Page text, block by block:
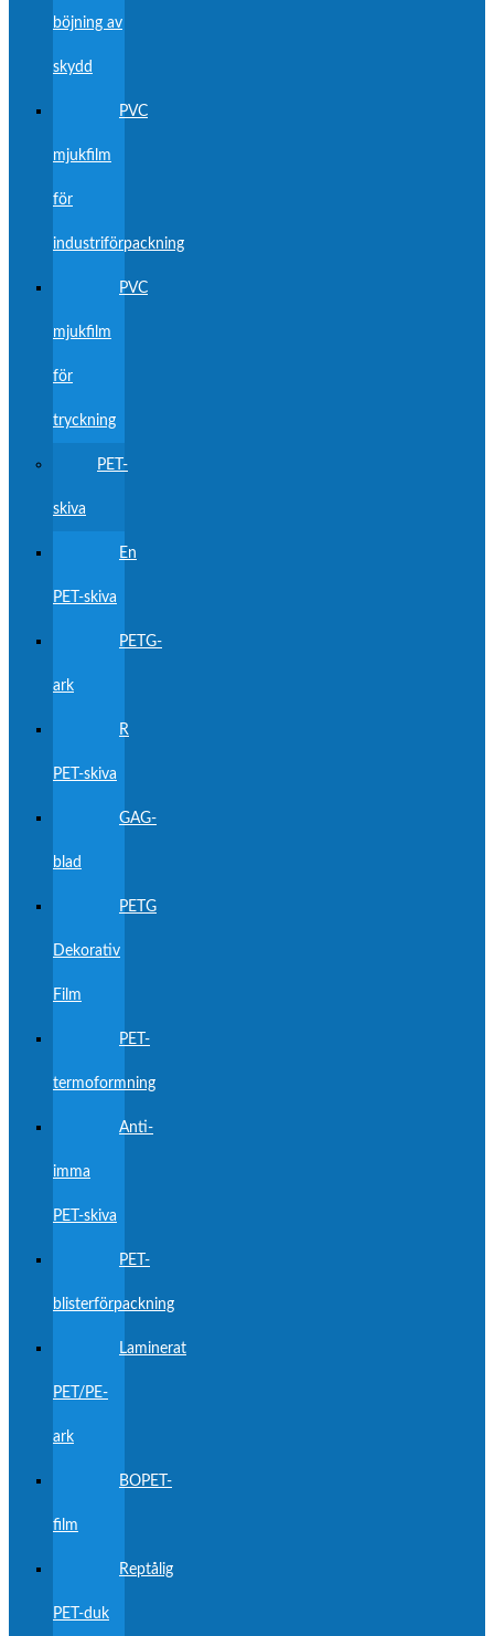
böjning av
skydd
PVC
mjukfilm
för
industriförpackning
PVC
mjukfilm
för
tryckning
PET-
skiva
En
PET-skiva
PETG-
ark
R
PET-skiva
GAG-
blad
PETG
Dekorativ
Film
PET-
termoformning
Anti-
imma
PET-skiva
PET-
blisterförpackning
Laminerat
PET/PE-
ark
BOPET-
film
Reptålig
PET-duk